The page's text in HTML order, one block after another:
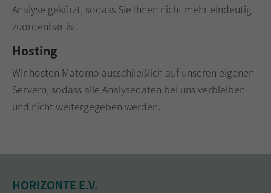
Analyse gekürzt, sodass Sie Ihnen nicht mehr eindeutig
zuordenbar ist.
Hosting
Wir hosten Matomo ausschließlich auf unseren eigenen
Servern, sodass alle Analysedaten bei uns verbleiben
und nicht weitergegeben werden.
HORIZONTE E.V.